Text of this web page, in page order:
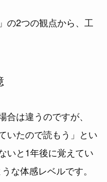
の2つの観点から、工
は違うのですが、
いたので読もう」とい
いと1年後に覚えてい
な体感レベルです。